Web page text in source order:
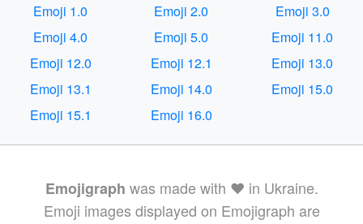
Emoji 1.0 Emoji 2.0
Emoji 3.0
Emoji 4.0
Emoji 5.0
Emoji 11.0
Emoji 12.0
Emoji 12.1
Emoji 13.0
Emoji 13.1
Emoji 14.0
Emoji 15.0
Emoji 15.1
Emoji 16.0
Emojigraph was made with ❤️ in Ukraine.
Emoji images displayed on Emojigraph are